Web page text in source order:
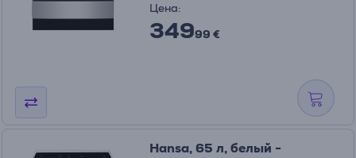
Цена:
34999 €
Hansa, 65 л, белый -